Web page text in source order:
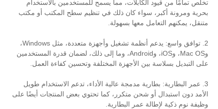
تخلص تمامًا من قيود الكابلات، مما يسمح للمستخدمين بالاستخدام
بحرية ومرونة أكبر، سواء كان ذلك في تنظيم سطح المكتب أو مكتب
متنقل، يمكنهم التعامل معها بسهولة.
2. توافق واسع: يدعم أنظمة تشغيل وأجهزة متعددة، مثل Windows،
وMac OS، وiOS، وAndroid، وما إلى ذلك، لضمان قدرة المستخدمين
على التبديل بسلاسة بين الأجهزة المختلفة وتحسين كفاءة العمل.
3. عمر البطارية: بطارية مدمجة عالية الأداء، تدعم الاستخدام طويل
الأمد دون استبدال أو شحن متكرر، كما تحتوي بعض المنتجات أيضًا على
وظيفة نوم ذكية لإطالة عمر البطارية.